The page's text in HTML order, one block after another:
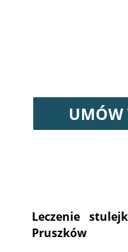
UMÓW
Leczenie
Pruszków